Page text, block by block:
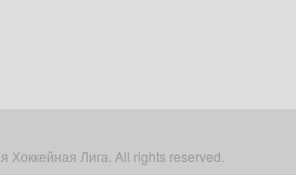
Хоккейная Лига. All rights reserved.